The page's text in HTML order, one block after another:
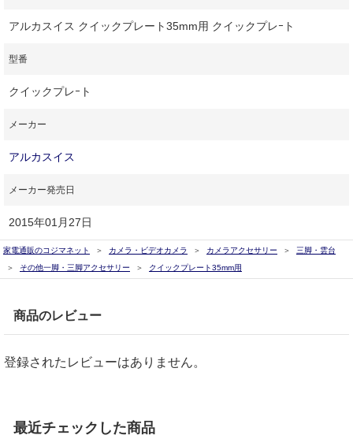
アルカスイス クイックプレート35mm用 クイックプレｰト
型番
クイックプレｰト
メーカー
アルカスイス
メーカー発売日
2015年01月27日
家電通販のコジマネット カメラ・ビデオカメラ カメラアクセサリー
三脚・雲台
その他一脚・三脚アクセサリー
クイックプレート35mm用
商品のレビュー
登録されたレビューはありません。
最近チェックした商品